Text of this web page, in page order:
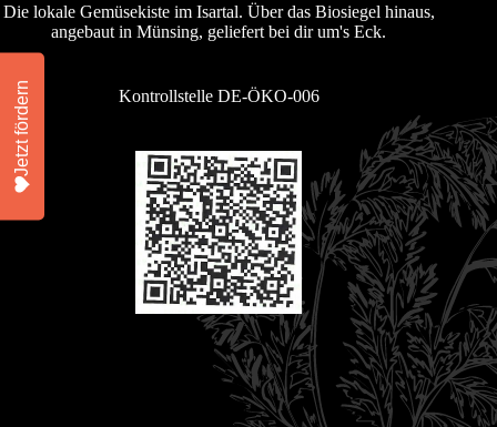
Die lokale Gemüsekiste im Isartal. Über das Biosiegel hinaus,
angebaut in Münsing, geliefert bei dir um's Eck.
Kontrollstelle DE-ÖKO-006
Jetzt fördern